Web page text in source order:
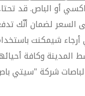
أو الباص. قد
السعر لضمان أنّك
شيمكنت
المدينة وكافة